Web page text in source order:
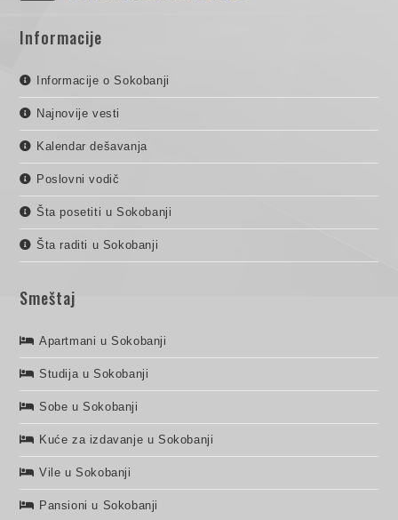
Informacije
Informacije o Sokobanji
Najnovije vesti
Kalendar dešavanja
Poslovni vodič
Šta posetiti u Sokobanji
Šta raditi u Sokobanji
Smeštaj
Apartmani u Sokobanji
Studija u Sokobanji
Sobe u Sokobanji
Kuće za izdavanje u Sokobanji
Vile u Sokobanji
Pansioni u Sokobanji